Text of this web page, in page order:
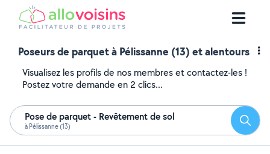
Poseurs de parquet à Pélissanne (13) et alentours
Visualisez les profils de nos membres et contactez-les !
Postez votre demande en 2 clics...
Pose de parquet - Revêtement de sol
à Pélissanne (13)